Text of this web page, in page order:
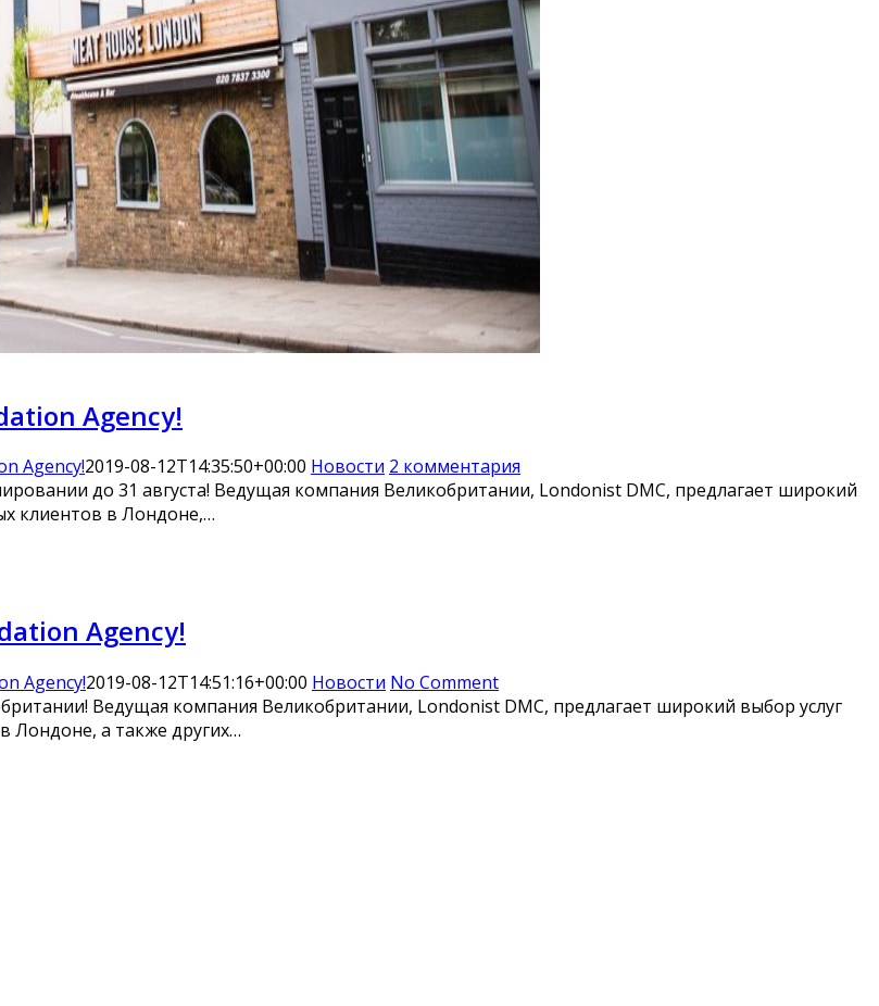
Agency!
Agency!2019-08-12T14:35:50+00:00 Новости 2 комментария
до 31 августа! Ведущая компания Великобритании, Londonist DMC, предлагает широкий
клиентов в Лондоне,…
Agency!
Agency!2019-08-12T14:51:16+00:00 Новости No Comment
Ведущая компания Великобритании, Londonist DMC, предлагает широкий выбор услуг
Лондоне, а также других…